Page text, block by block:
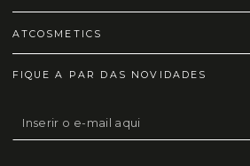
ATCOSMETICS
FIQUE A PAR DAS NOVIDADES
Inserir
o